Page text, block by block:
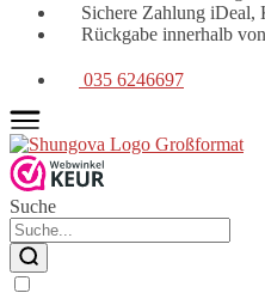
Sichere Zahlung iDeal,
Rückgabe innerhalb
035 6246697
Suche